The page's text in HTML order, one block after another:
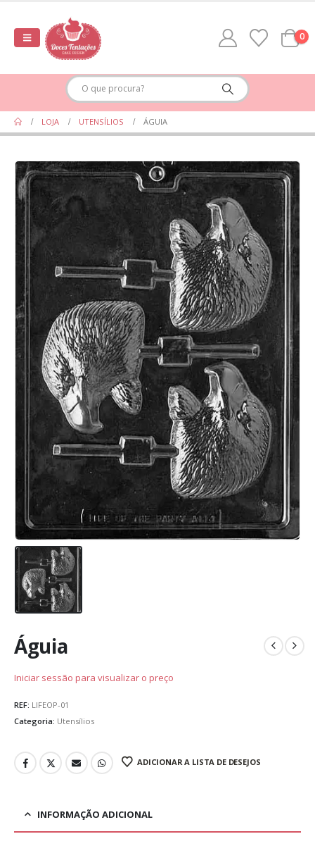
0
LOJA UTENSÍLIOS ÁGUIA
Águia
Iniciar sessão para visualizar o preço
REF: LIFEOP-01
Categoria: Utensílios
ADICIONAR A LISTA DE DESEJOS
INFORMAÇÃO ADICIONAL